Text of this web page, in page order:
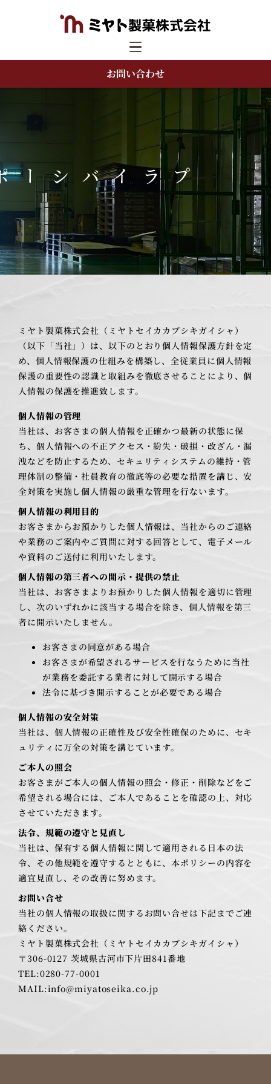
お問い合わせ
プライバシー
ミヤト製菓株式会社（ミヤトセイカカブシキガイシャ）
（以下「当社」）は、以下のとおり個人情報保護方針を定
め、個人情報保護の仕組みを構築し、全従業員に個人情報
保護の重要性の認識と取組みを徹底させることにより、個
人情報の保護を推進致します。
個人情報の管理
当社は、お客さまの個人情報を正確かつ最新の状態に保
ち、個人情報への不正アクセス・紛失・破損・改ざん・漏
洩などを防止するため、セキュリティシステムの維持・管
理体制の整備・社員教育の徹底等の必要な措置を講じ、安
全対策を実施し個人情報の厳重な管理を行ないます。
個人情報の利用目的
お客さまからお預かりした個人情報は、当社からのご連絡
や業務のご案内やご質問に対する回答として、電子メール
や資料のご送付に利用いたします。
個人情報の第三者への開示・提供の禁止
当社は、お客さまよりお預かりした個人情報を適切に管理
し、次のいずれかに該当する場合を除き、個人情報を第三
者に開示いたしません。
お客さまの同意がある場合
お客さまが希望されるサービスを行なうために当社
が業務を委託する業者に対して開示する場合
法令に基づき開示することが必要である場合
個人情報の安全対策
当社は、個人情報の正確性及び安全性確保のために、セキ
ュリティに万全の対策を講じています。
ご本人の照会
お客さまがご本人の個人情報の照会・修正・削除などをご
希望される場合には、ご本人であることを確認の上、対応
させていただきます。
法令、規範の遵守と見直し
当社は、保有する個人情報に関して適用される日本の法
令、その他規範を遵守するとともに、本ポリシーの内容を
適宜見直し、その改善に努めます。
お問い合せ
当社の個人情報の取扱に関するお問い合せは下記までご連
絡ください。
ミヤト製菓株式会社（ミヤトセイカカブシキガイシャ）
〒306-0127 茨城県古河市下片田841番地
TEL:0280-77-0001
MAIL:info@miyatoseika.co.jp